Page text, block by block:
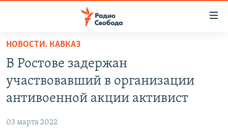
упрощенного
доступа
основному
Вернутся
АВТОРСКИЕ ПРОЕКТЫ
МНЕНИЯ
НОВОСТИ. КАВКАЗ
В Ростове задержан
участвовавший в организации
антивоенной акции активист
03 марта 2022